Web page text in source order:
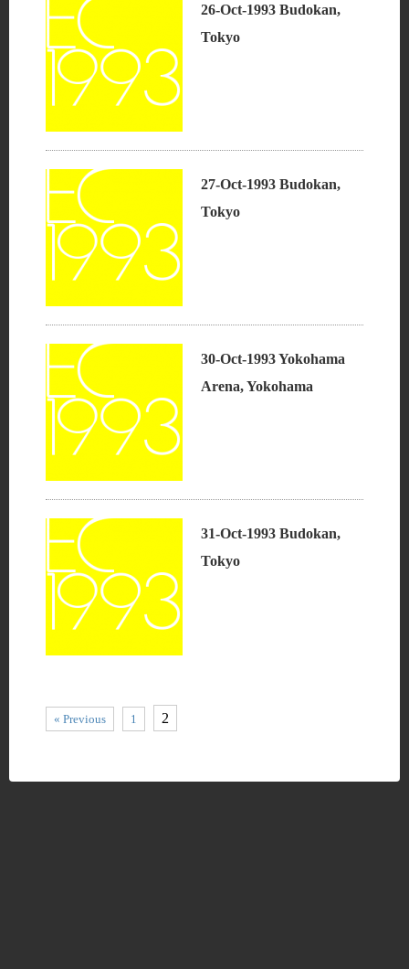
26-Oct-1993 Budokan,
Tokyo
27-Oct-1993 Budokan,
Tokyo
30-Oct-1993 Yokohama
Arena, Yokohama
31-Oct-1993 Budokan,
Tokyo
« Previous 1 2